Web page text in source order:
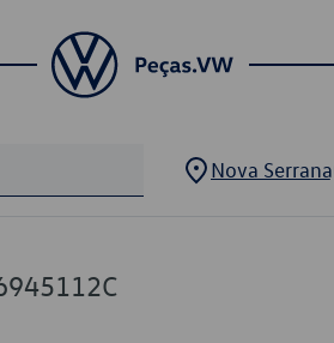
Nova Serrana